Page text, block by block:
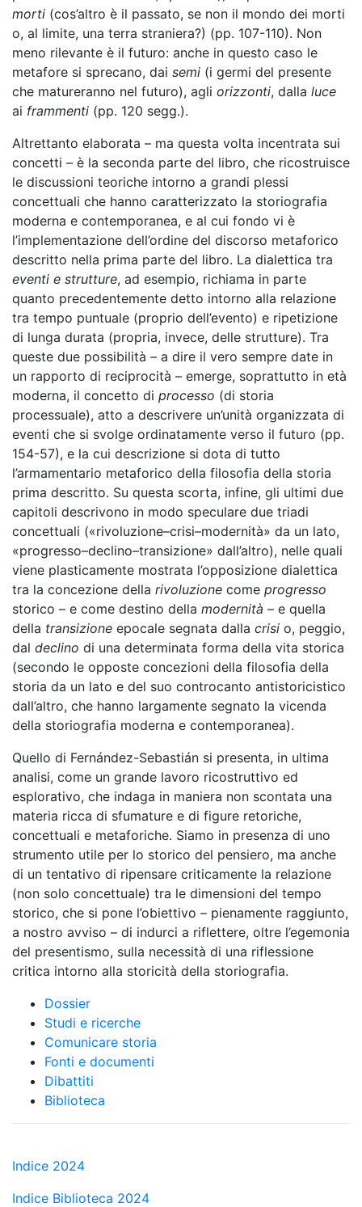
morti (cos’altro è il passato, se non il mondo dei morti
o, al limite, una terra straniera?) (pp. 107-110). Non
meno rilevante è il futuro: anche in questo caso le
metafore si sprecano, dai semi (i germi del presente
che matureranno nel futuro), agli orizzonti, dalla luce
ai frammenti (pp. 120 segg.).
Altrettanto elaborata – ma questa volta incentrata sui
concetti – è la seconda parte del libro, che ricostruisce
le discussioni teoriche intorno a grandi plessi
concettuali che hanno caratterizzato la storiografia
moderna e contemporanea, e al cui fondo vi è
l’implementazione dell’ordine del discorso metaforico
descritto nella prima parte del libro. La dialettica tra
eventi e strutture, ad esempio, richiama in parte
quanto precedentemente detto intorno alla relazione
tra tempo puntuale (proprio dell’evento) e ripetizione
di lunga durata (propria, invece, delle strutture). Tra
queste due possibilità – a dire il vero sempre date in
un rapporto di reciprocità – emerge, soprattutto in età
moderna, il concetto di processo (di storia
processuale), atto a descrivere un’unità organizzata di
eventi che si svolge ordinatamente verso il futuro (pp.
154-57), e la cui descrizione si dota di tutto
l’armamentario metaforico della filosofia della storia
prima descritto. Su questa scorta, infine, gli ultimi due
capitoli descrivono in modo speculare due triadi
concettuali («rivoluzione–crisi–modernità» da un lato,
«progresso–declino–transizione» dall’altro), nelle quali
viene plasticamente mostrata l’opposizione dialettica
tra la concezione della rivoluzione come progresso
storico – e come destino della modernità – e quella
della transizione epocale segnata dalla crisi o, peggio,
dal declino di una determinata forma della vita storica
(secondo le opposte concezioni della filosofia della
storia da un lato e del suo controcanto antistoricistico
dall’altro, che hanno largamente segnato la vicenda
della storiografia moderna e contemporanea).
Quello di Fernández-Sebastián si presenta, in ultima
analisi, come un grande lavoro ricostruttivo ed
esplorativo, che indaga in maniera non scontata una
materia ricca di sfumature e di figure retoriche,
concettuali e metaforiche. Siamo in presenza di uno
strumento utile per lo storico del pensiero, ma anche
di un tentativo di ripensare criticamente la relazione
(non solo concettuale) tra le dimensioni del tempo
storico, che si pone l’obiettivo – pienamente raggiunto,
a nostro avviso – di indurci a riflettere, oltre l’egemonia
del presentismo, sulla necessità di una riflessione
critica intorno alla storicità della storiografia.
Dossier
Studi e ricerche
Comunicare storia
Fonti e documenti
Dibattiti
Biblioteca
Indice 2024
Indice Biblioteca 2024